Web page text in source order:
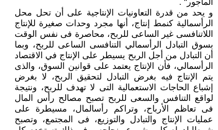
المأجور" .
و يحد من قدرة التعاونيات الإنتاجية على أن تحل محل
الرأسمالية كنمط إنتاج، أنها مجرد وحدات صغيرة للإنتاج
اللاتنافسى غير الساعى للربح، محاصرة فى نفس الوقت
بسوق التبادل الرأسمالي التنافسى الساعى للربح، وبما
أن التبادل من أجل الربح يسيطر على الإنتاج في الاقتصاد
الرأسمالي، فأن الإنتاج يعتمد على قوانين السوق، والذى
يتم الإنتاج فيه بغرض التبادل لتحقيق الربح، لا بغرض
إشباع الحاجات الاستعمالية التى لا تهدف للربح، ونتيجة
لواقع التنافس والسعى للربح تصبح مصالح رأس المال
فى تعاظم الأرباح، وتراكم رأسالمال، مسيطرة على
عمليات الإنتاج والتبادل والتوزيع، فى المجتمع، وتصبح